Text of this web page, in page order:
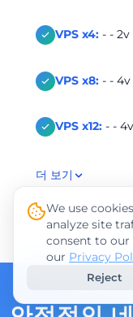
VPS x4: - - 2v
VPS x8: - - 4v
VPS x12: - -
더 보기
We use
analyze site
consent to our
our Privacy
Reject